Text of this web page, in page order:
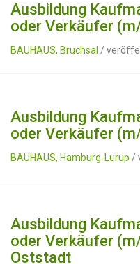
Ausbildung
oder Verkäufer
BAUHAUS, Bruchsal /
Ausbildung
oder Verkäufer
BAUHAUS, Hamburg-Lurup /
Ausbildung
oder Verkäufer
Oststadt